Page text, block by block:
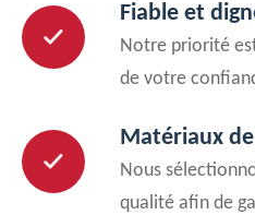
Fiable et
Notre priorité
de votre
Matériaux
Nous
qualité afin de